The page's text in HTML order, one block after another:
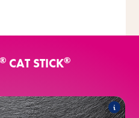
různými příchutěmi.
CAT STICK®